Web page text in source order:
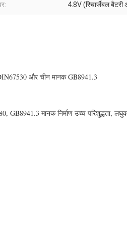
4.8V (रिचार्जेबल बैटरी
और चीन मानक GB8941.3
मानक निर्माण उच्च परिशुद्धता,